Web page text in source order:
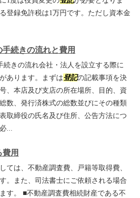
登録免許税は1万円です。ただし資本金
続きの流れと費用
続きの流れ会社・法人を設立する際に
あります。まずは登記の記載事項を決
、本店及び支店の所在場所、目的、資
数、発行済株式の総数並びにその種類
取締役の氏名及び住所、公告方法につ
...
用
ては、不動産調査費、戸籍等取得費、
。また、司法書士にご依頼される場合
す。 ■不動産調査費相続財産である不